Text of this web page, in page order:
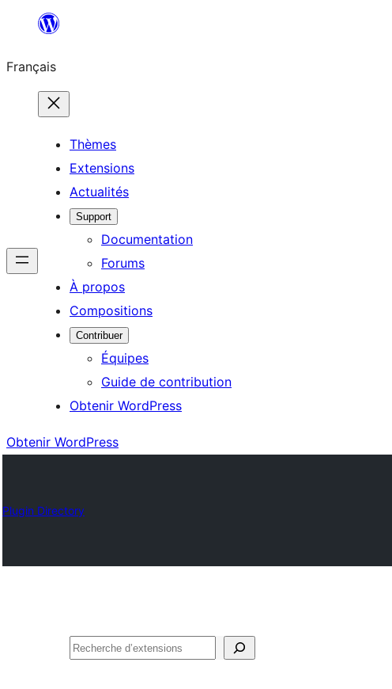
contenu
Français
Thèmes
Extensions
Actualités
Support
Documentation
Forums
À propos
Compositions
Contribuer
Équipes
Guide de contribution
Obtenir WordPress
Obtenir WordPress
Plugin Directory
Rechercher